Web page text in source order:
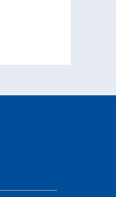
(CIE). Validez ilimitada de las CIE